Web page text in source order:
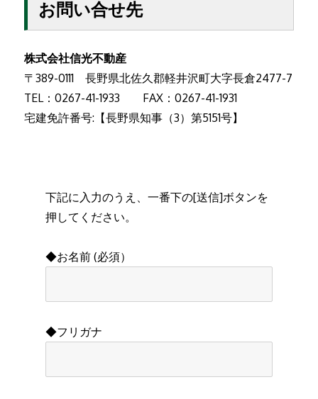
お問い合せ先
株式会社信光不動産
〒389-0111 長野県北佐久郡軽井沢町大字長倉2477-7
TEL：0267-41-1933 FAX：0267-41-1931
宅建免許番号:【長野県知事（3）第5151号】
下記に入力のうえ、一番下の[送信]ボタンを
押してください。
◆お名前 (必須）
◆フリガナ